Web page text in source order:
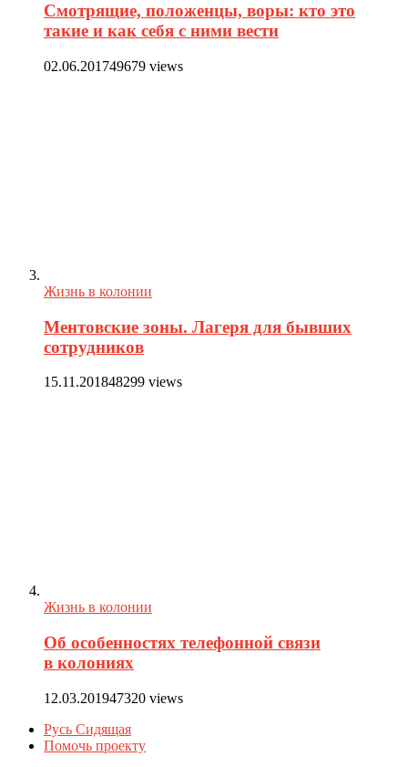
Смотрящие, положенцы, воры: кто это
такие и как себя с ними вести
02.06.201749679 views
Жизнь в колонии
Ментовские зоны. Лагеря для бывших
сотрудников
15.11.201848299 views
Жизнь в колонии
Об особенностях телефонной связи
в колониях
12.03.201947320 views
Русь Сидящая
Помочь проекту